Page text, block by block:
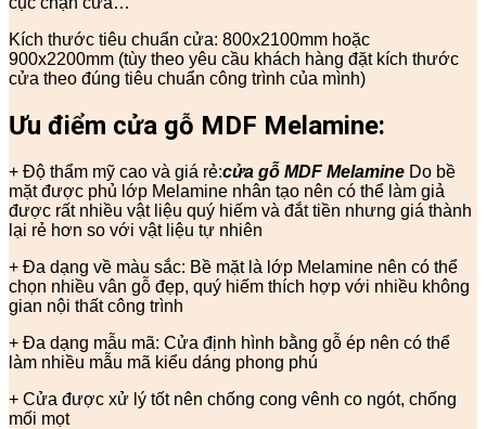
Kích thước tiêu chuẩn cửa: 800x2100mm hoặc
900x2200mm (tùy theo yêu cầu khách hàng đặt kích thước
cửa theo đúng tiêu chuẩn công trình của mình)
Ưu điểm cửa gỗ MDF Melamine:
+ Độ thẩm mỹ cao và giá rẻ:cửa gỗ MDF Melamine Do bề
mặt được phủ lớp Melamine nhân tạo nên có thể làm giả
được rất nhiều vật liệu quý hiếm và đắt tiền nhưng giá thành
lại rẻ hơn so với vật liệu tự nhiên
+ Đa dạng về màu sắc: Bề mặt là lớp Melamine nên có thể
chọn nhiều vân gỗ đẹp, quý hiếm thích hợp với nhiều không
gian nội thất công trình
+ Đa dạng mẫu mã: Cửa định hình bằng gỗ ép nên có thể
làm nhiều mẫu mã kiểu dáng phong phú
+ Cửa được xử lý tốt nên chống cong vênh co ngót, chống
mối mọt